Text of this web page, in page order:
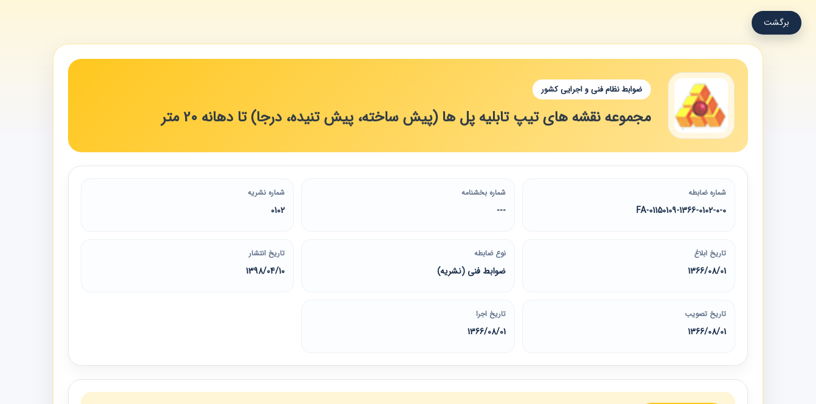
برگشت
ضوابط نظام فنی و اجرایی کشور
مجموعه نقشه های تیپ تابلیه پل ها (پیش ساخته، پیش تنیده، درجا) تا دهانه 20 متر
شماره ضابطه
01150109-1366-0102-0-0-FA
شماره بخشنامه
---
شماره نشریه
0102
تاریخ ابلاغ
1366/08/01
نوع ضابطه
ضوابط فنی (نشریه)
تاریخ انتشار
1398/04/10
تاریخ تصویب
1366/08/01
تاریخ اجرا
1366/08/01